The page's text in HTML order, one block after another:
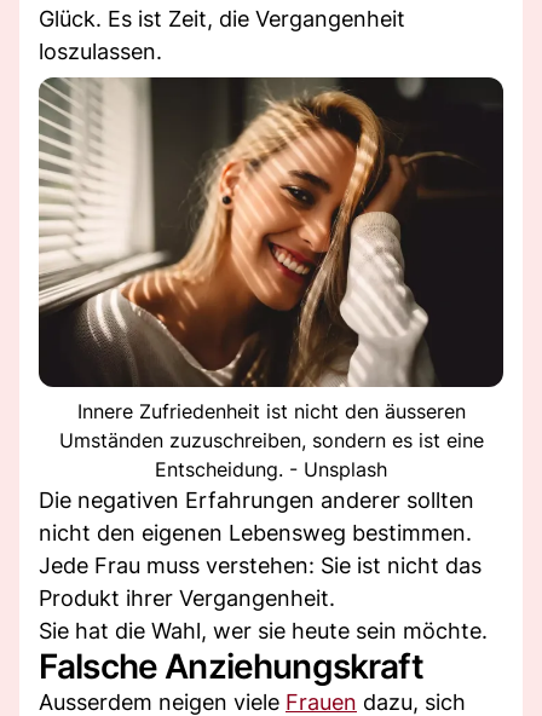
Glück. Es ist Zeit, die Vergangenheit
loszulassen.
Innere Zufriedenheit ist nicht den äusseren
Umständen zuzuschreiben, sondern es ist eine
Entscheidung. - Unsplash
Die negativen Erfahrungen anderer sollten
nicht den eigenen Lebensweg bestimmen.
Jede Frau muss verstehen: Sie ist nicht das
Produkt ihrer Vergangenheit.
Sie hat die Wahl, wer sie heute sein möchte.
Falsche Anziehungskraft
Ausserdem neigen viele Frauen dazu, sich